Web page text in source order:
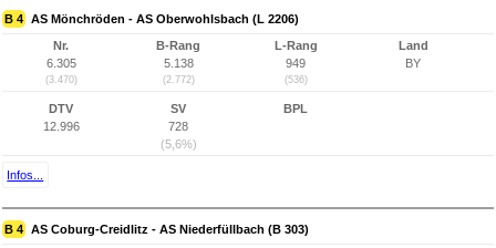
B 4 AS Mönchröden - AS Oberwohlsbach (L 2206)
Nr.
6.305
(3.470)
B-Rang
5.138
(2.772)
L-Rang
949
(536)
Land
BY
DTV
12.996
SV
728
(5,6%)
BPL
Infos...
B 4 AS Coburg-Creidlitz - AS Niederfüllbach (B 303)